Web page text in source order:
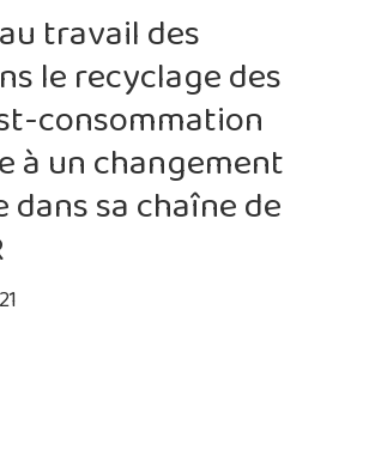
travail des
le recyclage des
consommation
à un changement
dans sa chaîne de